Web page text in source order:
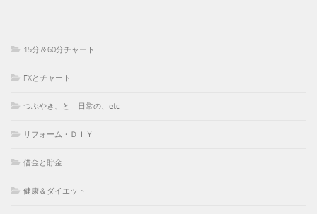
15分＆60分チャート
FXとチャート
つぶやき、と 日常の、etc
リフォーム・ＤＩＹ
借金と貯金
健康＆ダイエット